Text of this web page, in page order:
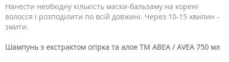
Нанести необхідну кількість маски-бальзаму на корені
волосся і розподілити по всій довжині. Через 10-15 хвилин -
змити.
Шампунь з екстрактом огірка та алое ТМ АВЕА / AVEA 750 мл